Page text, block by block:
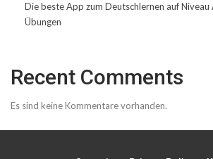
Die beste App zum Deutschlernen auf
Übungen
Recent Comments
Es sind keine Kommentare vorhanden.